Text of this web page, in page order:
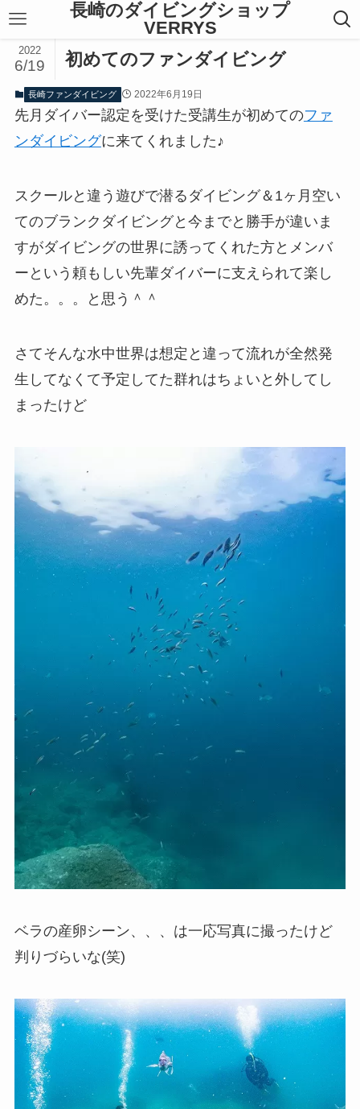
長崎のダイビングショップ
VERRYS
初めてのファンダイビング
2022
6/19
長崎ファンダイビング 2022年6月19日
先月ダイバー認定を受けた受講生が初めてのファ
ンダイビングに来てくれました♪
スクールと違う遊びで潜るダイビング＆1ヶ月空い
てのブランクダイビングと今までと勝手が違いま
すがダイビングの世界に誘ってくれた方とメンバ
ーという頼もしい先輩ダイバーに支えられて楽し
めた。。。と思う＾＾
さてそんな水中世界は想定と違って流れが全然発
生してなくて予定してた群れはちょいと外してし
まったけど
ベラの産卵シーン、、、は一応写真に撮ったけど
判りづらいな(笑)